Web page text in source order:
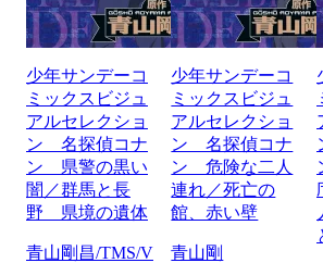
少年サンデーコ
ミックスビジュ
アルセレクショ
ン 名探偵コナ
ン 県警の黒い
闇／群馬と長
野 県境の遺体
青山剛昌/TMS/V
少年サンデーコ
ミックスビジュ
アルセレクショ
ン 名探偵コナ
ン 危険な二人
連れ／死亡の
館、赤い壁
青山剛